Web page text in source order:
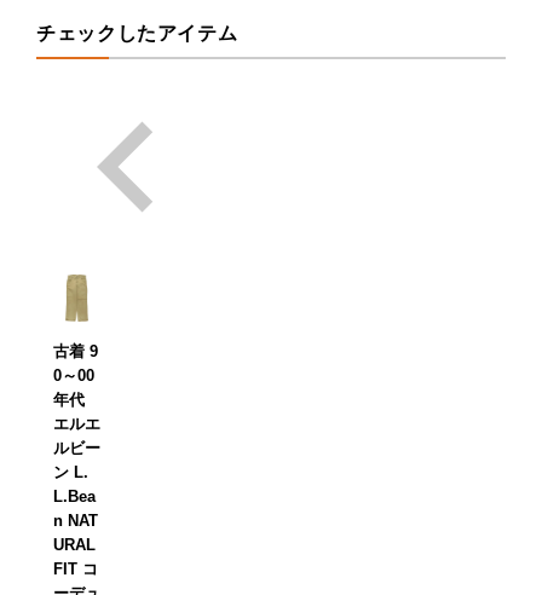
チェックしたアイテム
古着 9
0～00
年代
エルエ
ルビー
ン L.
L.Bea
n NAT
URAL
FIT コ